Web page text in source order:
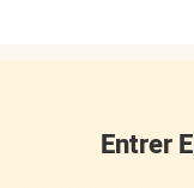
Entrer